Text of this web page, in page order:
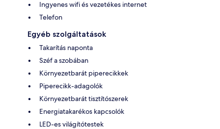
Ingyenes wifi és vezetékes internet
Telefon
Egyéb szolgáltatások
Takarítás naponta
Széf a szobában
Környezetbarát piperecikkek
Piperecikk-adagolók
Környezetbarát tisztítószerek
Energiatakarékos kapcsolók
LED-es világítótestek